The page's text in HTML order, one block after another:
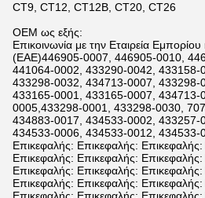
CT9, CT12, CT12B, CT20, CT26
OEM ως εξής:
Επικοινωνία με την Εταιρεία
(ΕΑΕ)446905-0007, 446905-0010,
441064-0002, 433290-0042, 433158-
433298-0032, 434713-0007, 433298-
433165-0001, 433165-0007, 434713-
0005,433298-0001, 433298-0030,
434883-0017, 434533-0002, 433257-
434533-0006, 434533-0012, 434533-
Επικεφαλής: Επικεφαλής:
Επικεφαλής: Επικεφαλής:
Επικεφαλής: Επικεφαλής:
Επικεφαλής: Επικεφαλής: